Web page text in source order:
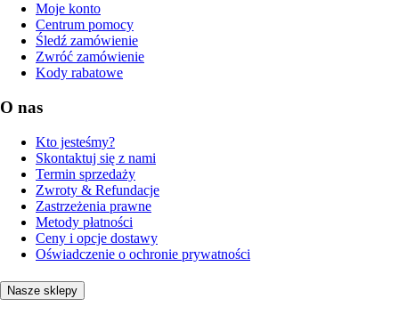
Moje konto
Centrum pomocy
Śledź zamówienie
Zwróć zamówienie
Kody rabatowe
O nas
Kto jesteśmy?
Skontaktuj się z nami
Termin sprzedaży
Zwroty & Refundacje
Zastrzeżenia prawne
Metody płatności
Ceny i opcje dostawy
Oświadczenie o ochronie prywatności
Nasze sklepy